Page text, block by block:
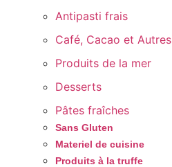
Antipasti frais
Café, Cacao et Autres
Produits de la mer
Desserts
Pâtes fraîches
Sans Gluten
Materiel de cuisine
Produits à la truffe